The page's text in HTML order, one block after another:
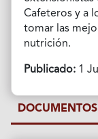
Cafeteros y a
tomar las
nutrición.
Publicado:1